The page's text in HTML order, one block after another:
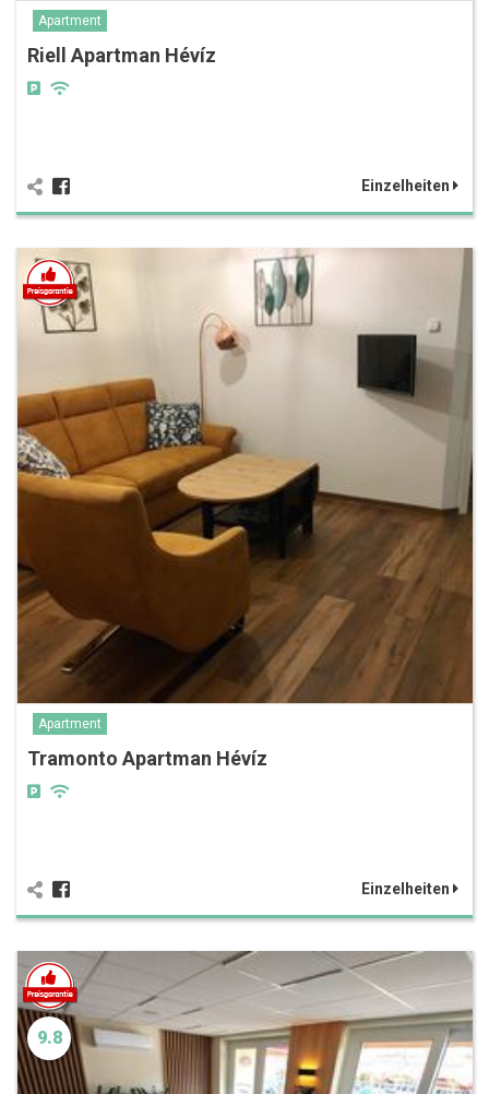
Apartment
Riell Apartman Hévíz
Einzelheiten
Apartment
Tramonto Apartman Hévíz
Einzelheiten
9.8